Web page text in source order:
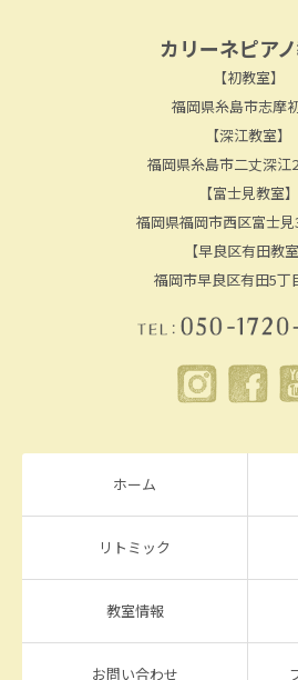
カリーネピア
【初教室】
福岡県糸島市志摩
【深江教室】
福岡県糸島市二丈深江
【富士見教室】
福岡県福岡市西区富士見
【早良区有田教室
福岡市早良区有田5丁
ホーム
お問い合わせ
教室情報
リトミック